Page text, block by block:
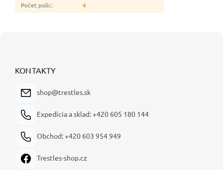
Počet políc: 4
KONTAKTY
shop@trestles.sk
Expedícia a sklad: +420 605 180 144
Obchod: +420 603 954 949
Trestles-shop.cz